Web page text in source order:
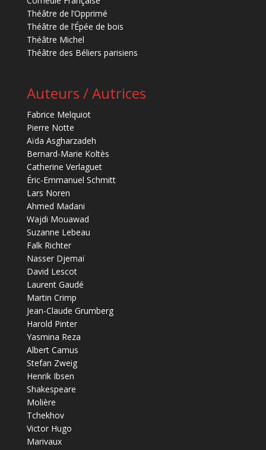
Théâtre de l’Opprimé
Théâtre de l’Épée de bois
Théâtre Michel
Théâtre des Béliers parisiens
Auteurs / Autrices
Fabrice Melquiot
Pierre Notte
Aïda Asgharzadeh
Bernard-Marie Koltès
Catherine Verlaguet
Éric-Emmanuel Schmitt
Lars Noren
Ahmed Madani
Wajdi Mouawad
Suzanne Lebeau
Falk Richter
Nasser Djemaï
David Lescot
Laurent Gaudé
Martin Crimp
Jean-Claude Grumberg
Harold Pinter
Yasmina Reza
Albert Camus
Stefan Zweig
Henrik Ibsen
Shakespeare
Molière
Tchekhov
Victor Hugo
Marivaux